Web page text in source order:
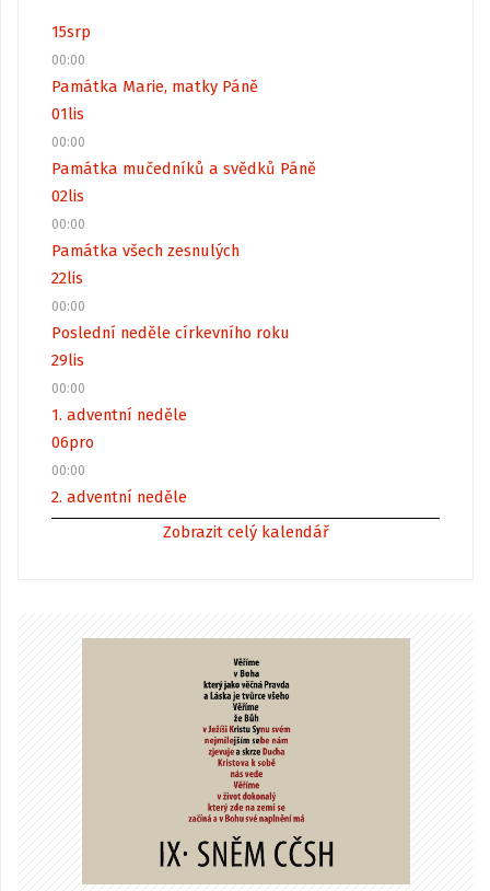
15srp
00:00
Památka Marie, matky Páně
01lis
00:00
Památka mučedníků a svědků Páně
02lis
00:00
Památka všech zesnulých
22lis
00:00
Poslední neděle církevního roku
29lis
00:00
1. adventní neděle
06pro
00:00
2. adventní neděle
Zobrazit celý kalendář